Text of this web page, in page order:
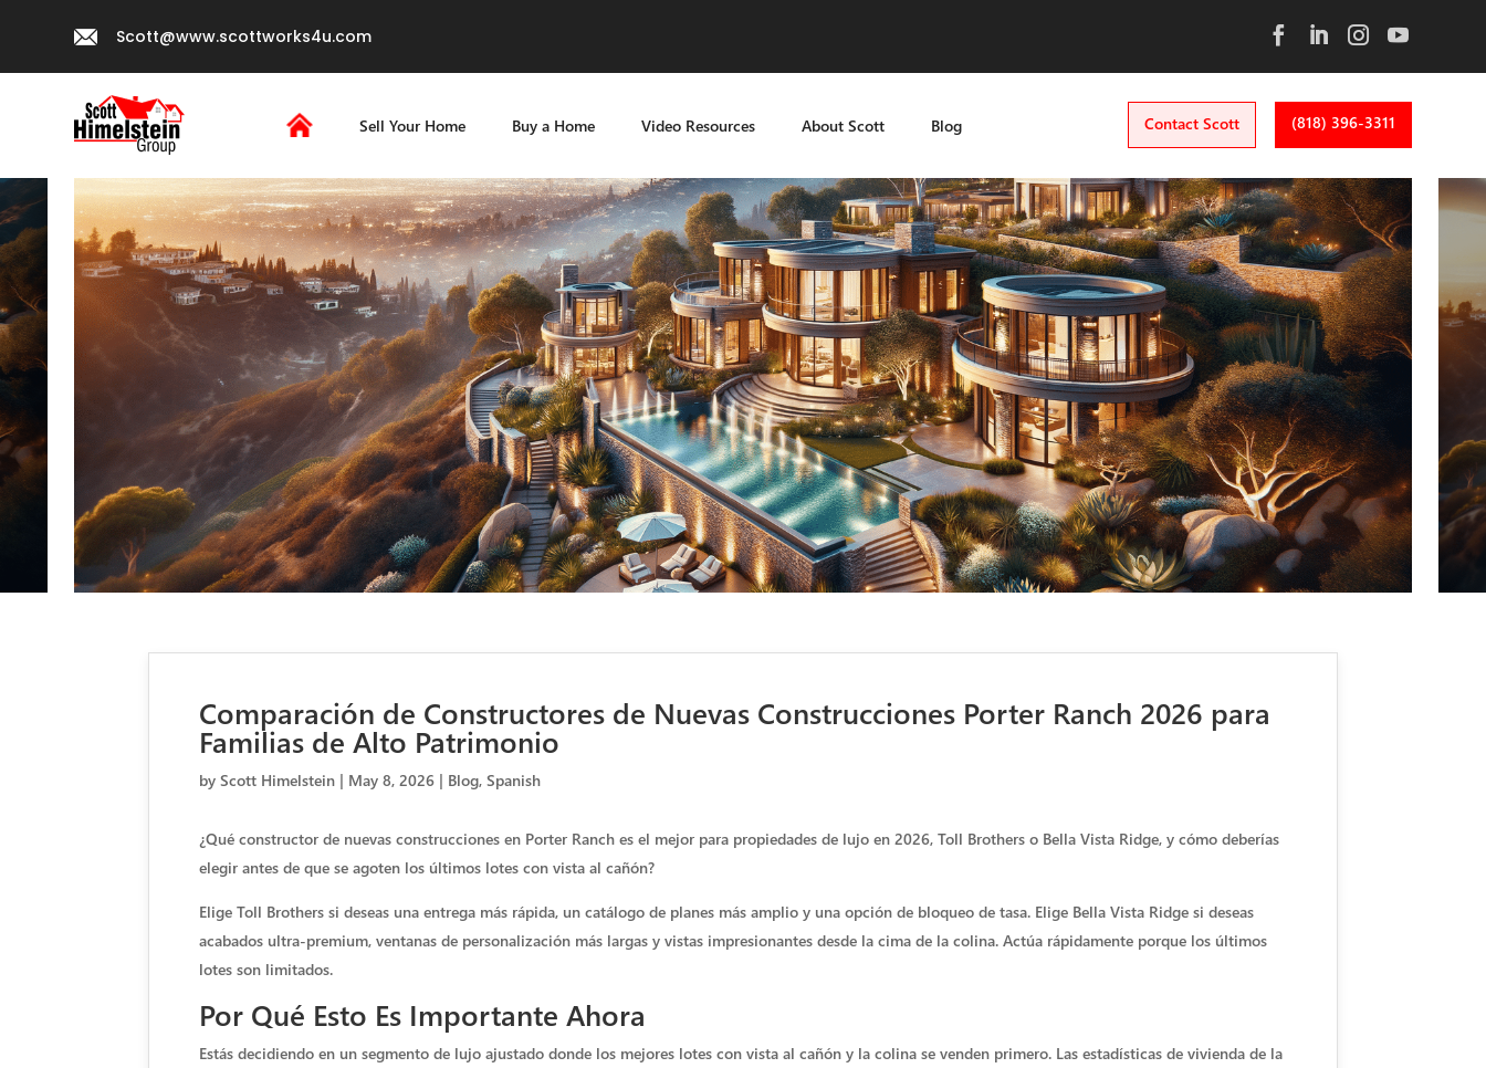
Scott@www.scottworks4u.com
Sell Your Home Buy a Home Video Resources About Scott Blog Contact Scott (818) 396-3311
Comparación de Constructores de Nuevas Construcciones Porter Ranch 2026 para
Familias de Alto Patrimonio
byScott Himelstein | May 8, 2026 | Blog,Spanish
¿Qué constructor de nuevas construcciones en Porter Ranch es el mejor para propiedades de lujo en 2026, Toll Brothers o Bella Vista Ridge, y cómo deberías
elegir antes de que se agoten los últimos lotes con vista al cañón?
Elige Toll Brothers si deseas una entrega más rápida, un catálogo de planes más amplio y una opción de bloqueo de tasa. Elige Bella Vista Ridge si deseas
acabados ultra-premium, ventanas de personalización más largas y vistas impresionantes desde la cima de la colina. Actúa rápidamente porque los últimos
lotes son limitados.
Por Qué Esto Es Importante Ahora
Estás decidiendo en un segmento de lujo ajustado donde los mejores lotes con vista al cañón y la colina se venden primero. Las estadísticas de vivienda de la